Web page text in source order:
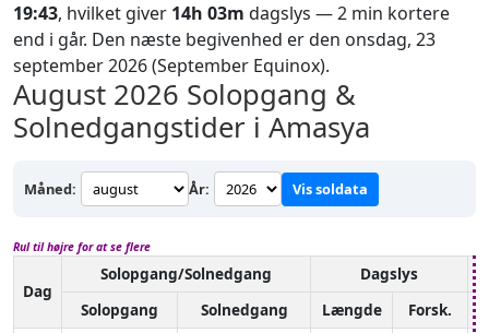
19:43, hvilket giver 14h 03m dagslys — 2 min kortere
end i går. Den næste begivenhed er den onsdag, 23
september 2026 (September Equinox).
August 2026 Solopgang &
Solnedgangstider i Amasya
Måned: År: Vis soldata
Rul til højre for at se flere
Dag
Solopgang/Solnedgang Dagslys
Solopgang
Solnedgang Længde
Forsk.